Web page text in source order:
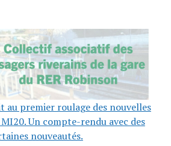
au premier roulage des nouvelles
MI20. Un compte-rendu avec des
nouveautés.